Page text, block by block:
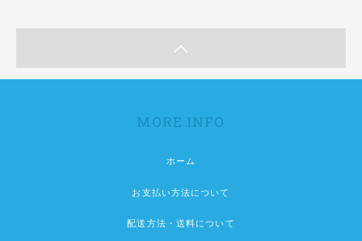
MORE INFO
ホーム
お支払い方法について
配送方法・送料について